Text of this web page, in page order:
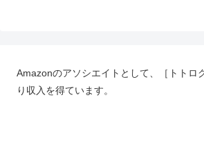
Amazonのアソシエイトとして、［トトロ
り収入を得ています。